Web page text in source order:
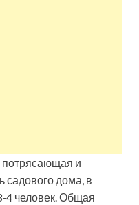
потрясающая и
садового дома, в
4 человек. Общая